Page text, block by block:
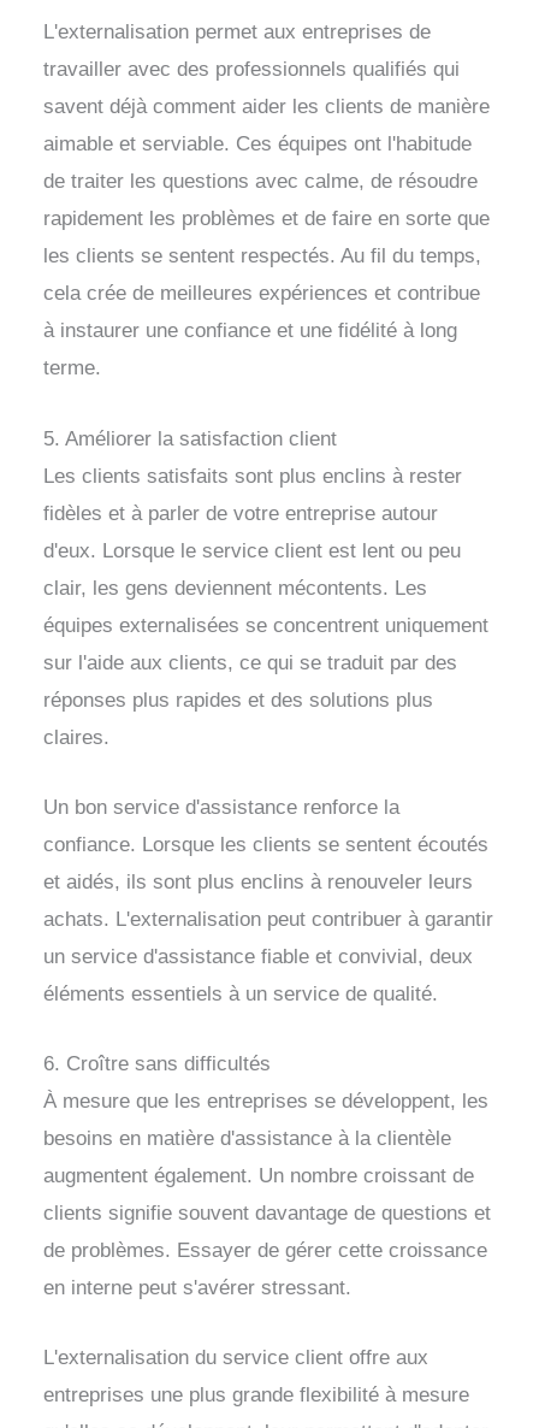
L'externalisation permet aux entreprises de
travailler avec des professionnels qualifiés qui
savent déjà comment aider les clients de manière
aimable et serviable. Ces équipes ont l'habitude
de traiter les questions avec calme, de résoudre
rapidement les problèmes et de faire en sorte que
les clients se sentent respectés. Au fil du temps,
cela crée de meilleures expériences et contribue
à instaurer une confiance et une fidélité à long
terme.
5. Améliorer la satisfaction client
Les clients satisfaits sont plus enclins à rester
fidèles et à parler de votre entreprise autour
d'eux. Lorsque le service client est lent ou peu
clair, les gens deviennent mécontents. Les
équipes externalisées se concentrent uniquement
sur l'aide aux clients, ce qui se traduit par des
réponses plus rapides et des solutions plus
claires.
Un bon service d'assistance renforce la
confiance. Lorsque les clients se sentent écoutés
et aidés, ils sont plus enclins à renouveler leurs
achats. L'externalisation peut contribuer à garantir
un service d'assistance fiable et convivial, deux
éléments essentiels à un service de qualité.
6. Croître sans difficultés
À mesure que les entreprises se développent, les
besoins en matière d'assistance à la clientèle
augmentent également. Un nombre croissant de
clients signifie souvent davantage de questions et
de problèmes. Essayer de gérer cette croissance
en interne peut s'avérer stressant.
L'externalisation du service client offre aux
entreprises une plus grande flexibilité à mesure